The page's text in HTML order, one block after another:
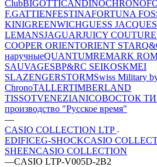
ClubBIGOTTICANDINO
F.GATTIENFESTINAFORTUNA
KINIGREENWICHGUESS JACQUES
LEMANSJAGUARJUICY COUTURE
COOPER ORIENTORIENT STAR
наручныеQUANTUMREMARK
SAUVAGESBP&RC SEIKOSKMEI
SLAZENGERSTORMSwiss Military
ChronoTALLERTIMBERLAND
TISSOTVENEZIANICOВОСТОК
производство "Русское время"
—
CASIO COLLECTION LTP
EDIFICEG-SHOCKCASIO
SHEENCASIO COLLECTION
—CASIO LTP-V005D-2B2